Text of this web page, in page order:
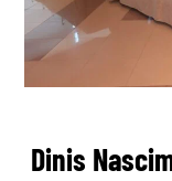
Dinis